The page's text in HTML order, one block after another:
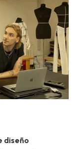
diseño